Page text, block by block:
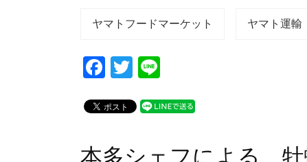
ヤマトフードマーケット ヤマト運輸
F
c
b
T
tt
e
本多シェフによる、